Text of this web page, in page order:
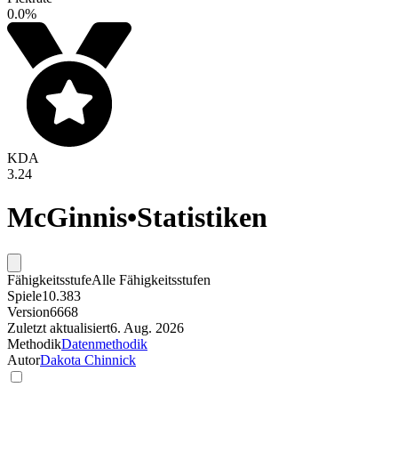
0.0%
KDA
3.24
McGinnis•Statistiken
FähigkeitsstufeAlle Fähigkeitsstufen
Spiele10.383
Version6668
Zuletzt aktualisiert6. Aug. 2026
MethodikDatenmethodik
AutorDakota Chinnick